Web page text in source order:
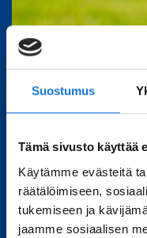
Suostumus
Tämä sivusto käyttää
Käytämme evästeitä
räätälöimiseen,
tukemiseen ja
jaamme sosiaalisen